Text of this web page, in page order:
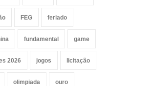
FEG feriado
fundamental game
2026 jogos licitação
olimpiada ouro